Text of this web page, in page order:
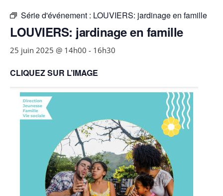
Série d'événement : LOUVIERS: jardinage en famille
LOUVIERS: jardinage en famille
25 juin 2025 @ 14h00 - 16h30
CLIQUEZ SUR L’IMAGE